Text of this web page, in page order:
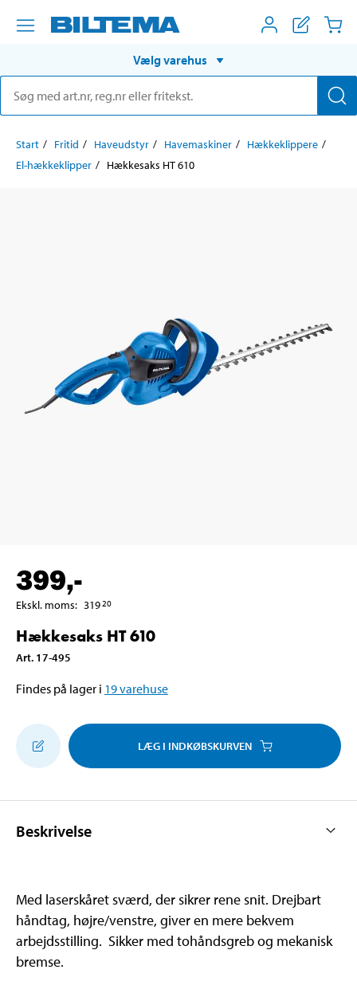
Vælg varehus
Start Fritid Haveudstyr Havemaskiner
Hækkeklippere
El-hækkeklipper
Hækkesaks HT 610
399,-
Ekskl. moms: 31920
Hækkesaks HT 610
Art. 17-495
Findes på lager i 19varehuse
LÆG I INDKØBSKURVEN
Beskrivelse
Med laserskåret sværd, der sikrer rene snit. Drejbart
håndtag, højre/venstre, giver en mere bekvem
arbejdsstilling. Sikker med tohåndsgreb og mekanisk
bremse.